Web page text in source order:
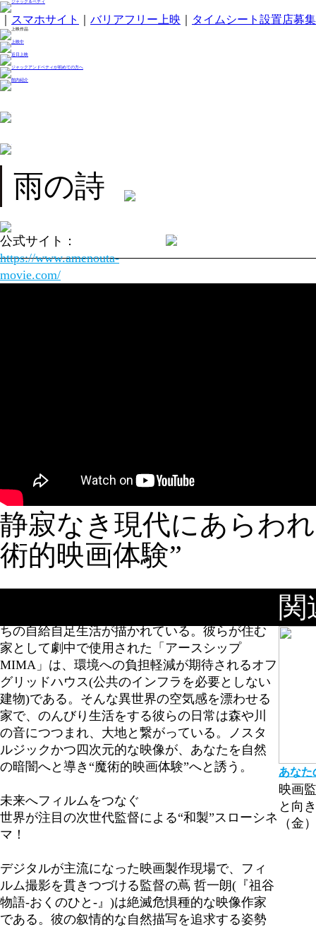
スマホサイト バリアフリー上映 タイムシート設置店募集
雨の詩
公式サイト：
https://www.amenouta-
movie.com/
静寂なき現代にあらわ
術的映画体験”
ちの自給自足生活が描かれている。彼らが住む
家として劇中で使用された「アースシップ
MIMA」は、環境への負担軽減が期待されるオフ
グリッドハウス(公共のインフラを必要としない
建物)である。そんな異世界の空気感を漂わせる
家で、のんびり生活をする彼らの日常は森や川
の音につつまれ、大地と繋がっている。ノスタ
ルジックかつ四次元的な映像が、あなたを自然
の暗闇へと導き“魔術的映画体験”へと誘う。
未来へフィルムをつなぐ
世界が注目の次世代監督による“和製”スローシネ
マ！
デジタルが主流になった映画製作現場で、フィ
ルム撮影を貫きつづける監督の蔦 哲一朗(『祖谷
物語-おくのひと-』)は絶滅危惧種的な映像作家
である。彼の叙情的な自然描写を追求する姿勢
関
あなた
映画
と向
（金